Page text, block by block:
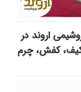
اروند در
کفش، چرم